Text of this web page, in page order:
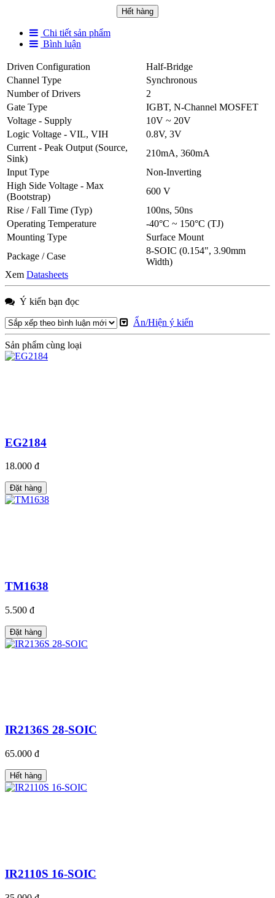
Hết hàng
Chi tiết sản phẩm
Bình luận
Driven Configuration
Half-Bridge
Channel Type
Synchronous
Number of Drivers
2
Gate Type
IGBT, N-Channel MOSFET
Voltage - Supply
10V ~ 20V
Logic Voltage - VIL, VIH
0.8V, 3V
Current - Peak Output (Source,
Sink)
210mA, 360mA
Input Type
Non-Inverting
High Side Voltage - Max
(Bootstrap)
600 V
Rise / Fall Time (Typ)
100ns, 50ns
Operating Temperature
-40°C ~ 150°C (TJ)
Mounting Type
Surface Mount
Package / Case
8-SOIC (0.154", 3.90mm
Width)
Xem Datasheets
Ý kiến bạn đọc
Ẩn/Hiện ý kiến
Sản phẩm cùng loại
EG2184
18.000 đ
Đặt hàng
TM1638
5.500 đ
Đặt hàng
IR2136S 28-SOIC
65.000 đ
Hết hàng
IR2110S 16-SOIC